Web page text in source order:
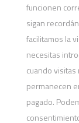
funcionen
sigan
facilitamos la
necesitas
cuando
permanecen
pagado.